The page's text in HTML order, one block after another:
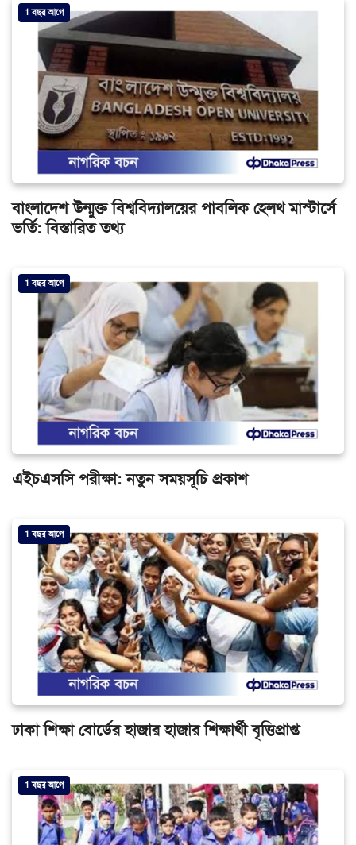
1 বছর আগে
বাংলাদেশ উন্মুক্ত বিশ্ববিদ্যালয়ের পাবলিক হেলথ মাস্টার্সে
ভর্তি: বিস্তারিত তথ্য
1 বছর আগে
এইচএসসি পরীক্ষা: নতুন সময়সূচি প্রকাশ
1 বছর আগে
ঢাকা শিক্ষা বোর্ডের হাজার হাজার শিক্ষার্থী বৃত্তিপ্রাপ্ত
1 বছর আগে